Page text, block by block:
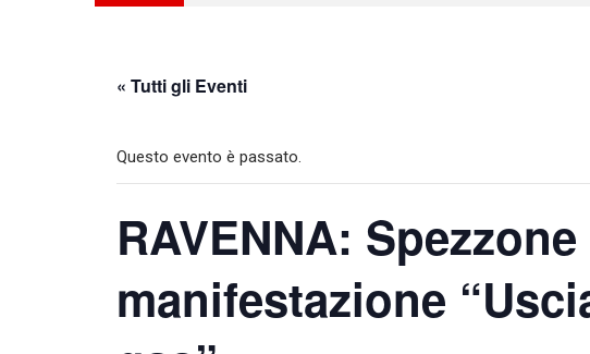
« Tutti gli Eventi
Questo evento è passato.
RAVENNA:
manifestazione